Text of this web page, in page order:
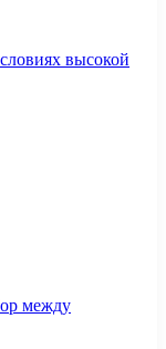
высокой
между